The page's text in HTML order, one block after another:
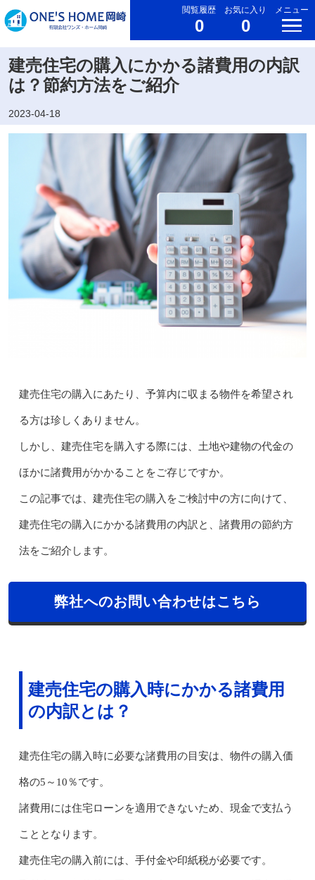
閲覧履歴
0
お気に入り
0
メニュー
建売住宅の購入にかかる諸費用の内訳
は？節約方法をご紹介
2023-04-18
建売住宅の購入にあたり、予算内に収まる物件を希望され
る方は珍しくありません。
しかし、建売住宅を購入する際には、土地や建物の代金の
ほかに諸費用がかかることをご存じですか。
この記事では、建売住宅の購入をご検討中の方に向けて、
建売住宅の購入にかかる諸費用の内訳と、諸費用の節約方
法をご紹介します。
弊社へのお問い合わせはこちら
建売住宅の購入時にかかる諸費用
の内訳とは？
建売住宅の購入時に必要な諸費用の目安は、物件の購入価
格の5～10％です。
諸費用には住宅ローンを適用できないため、現金で支払う
こととなります。
建売住宅の購入前には、手付金や印紙税が必要です。